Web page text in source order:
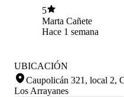
5
Marta Cañete
Hace 1 semana
UBICACIÓN
Caupolicán 321, local 2,
Los Arrayanes